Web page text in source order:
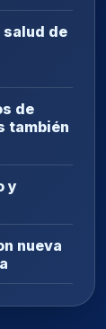
salud de
de
también
y
nueva